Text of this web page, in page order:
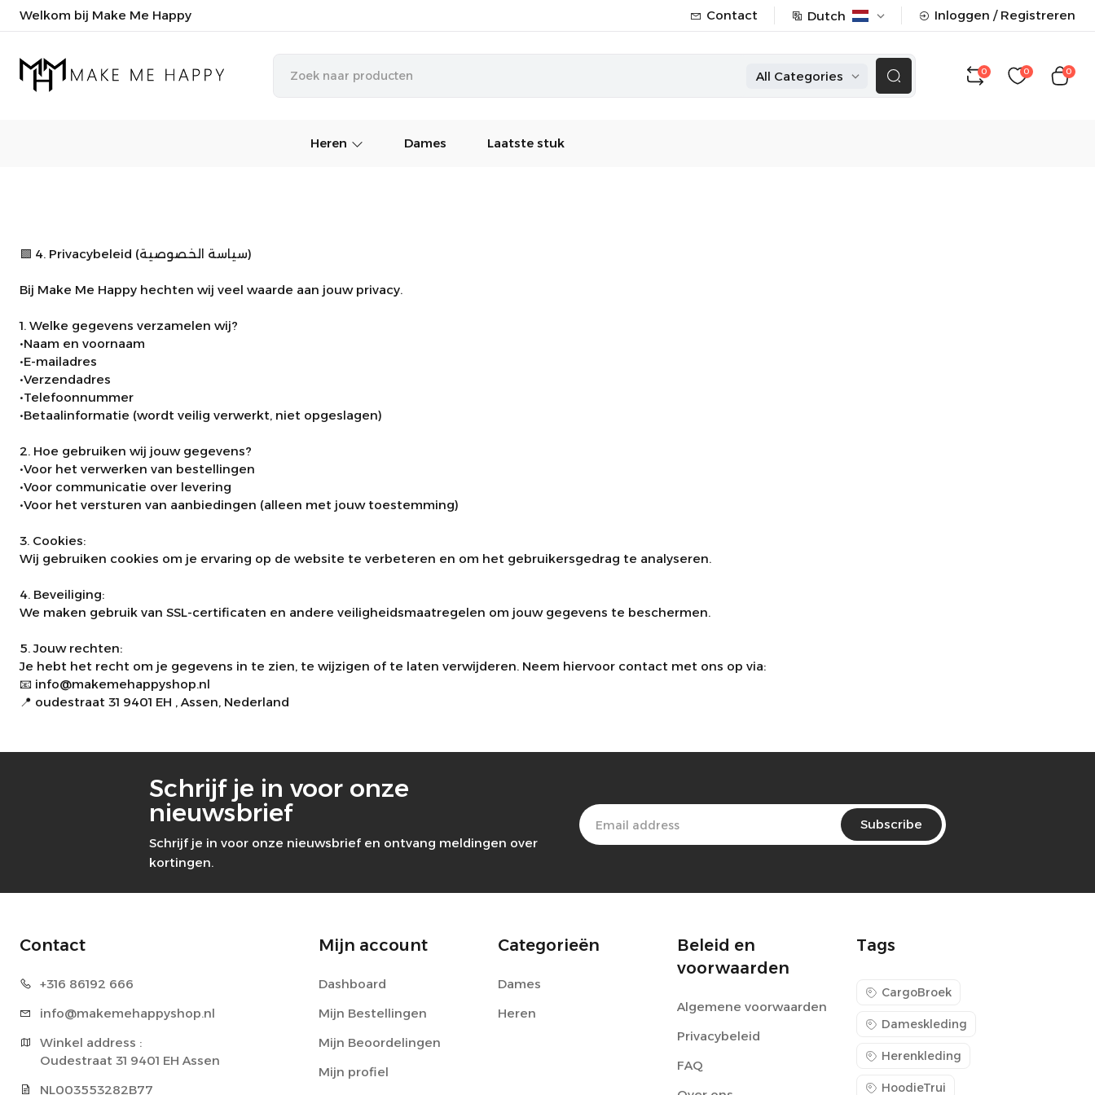
Welkom bij Make Me Happy Contact Dutch Inloggen / Registreren
All Categories 0 0 0
Heren Dames Laatste stuk
🟩 4. Privacybeleid (سياسة الخصوصية)
Bij Make Me Happy hechten wij veel waarde aan jouw privacy.
1. Welke gegevens verzamelen wij?
•Naam en voornaam
•E-mailadres
•Verzendadres
•Telefoonnummer
•Betaalinformatie (wordt veilig verwerkt, niet opgeslagen)
2. Hoe gebruiken wij jouw gegevens?
•Voor het verwerken van bestellingen
•Voor communicatie over levering
•Voor het versturen van aanbiedingen (alleen met jouw toestemming)
3. Cookies:
Wij gebruiken cookies om je ervaring op de website te verbeteren en om het gebruikersgedrag te analyseren.
4. Beveiliging:
We maken gebruik van SSL-certificaten en andere veiligheidsmaatregelen om jouw gegevens te beschermen.
5. Jouw rechten:
Je hebt het recht om je gegevens in te zien, te wijzigen of te laten verwijderen. Neem hiervoor contact met ons op via:
📧 info@makemehappyshop.nl
📍 oudestraat 31 9401 EH , Assen, Nederland
Schrijf je in voor onze
nieuwsbrief
Schrijf je in voor onze nieuwsbrief en ontvang meldingen over
kortingen.
Subscribe
Contact
+316 86192 666
info@makemehappyshop.nl
Winkel address :
Oudestraat 31 9401 EH Assen
NL003553282B77
Mijn account
Dashboard
Mijn Bestellingen
Mijn Beoordelingen
Mijn profiel
Categorieën
Dames
Heren
Beleid en
voorwaarden
Algemene voorwaarden
Privacybeleid
FAQ
Tags
CargoBroek
Dameskleding
Herenkleding
HoodieTrui